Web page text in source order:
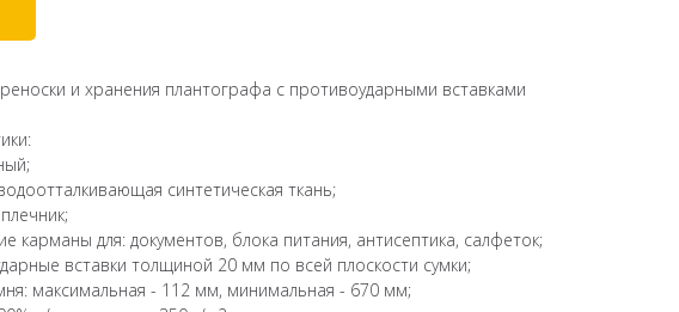
и хранения плантографа с противоударными вставками
синтетическая ткань;
карманы для: документов, блока питания, антисептика, салфеток;
вставки толщиной 20 мм по всей плоскости сумки;
максимальная - 112 мм, минимальная - 670 мм;